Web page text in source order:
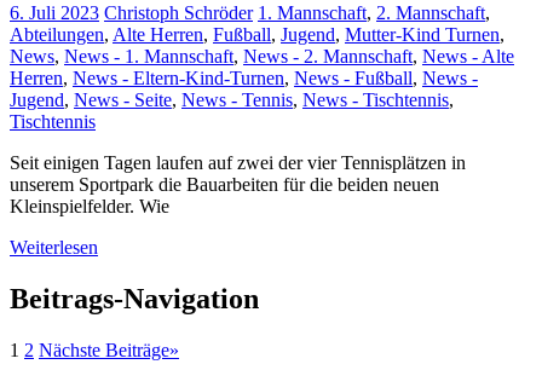
6. Juli 2023 Christoph Schröder 1. Mannschaft, 2. Mannschaft,
Abteilungen, Alte Herren, Fußball, Jugend, Mutter-Kind Turnen,
News, News - 1. Mannschaft, News - 2. Mannschaft, News - Alte
Herren, News - Eltern-Kind-Turnen, News - Fußball, News -
Jugend, News - Seite, News - Tennis, News - Tischtennis,
Tischtennis
Seit einigen Tagen laufen auf zwei der vier Tennisplätzen in
unserem Sportpark die Bauarbeiten für die beiden neuen
Kleinspielfelder. Wie
Weiterlesen
Beitrags-Navigation
1 2 Nächste Beiträge»